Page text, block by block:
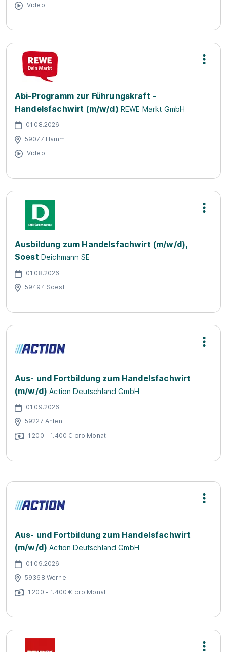
Video
Abi-Programm zur Führungskraft -
Handelsfachwirt (m/w/d) REWE Markt GmbH
01.08.2026
59077 Hamm
Video
Ausbildung zum Handelsfachwirt (m/w/d),
Soest Deichmann SE
01.08.2026
59494 Soest
Aus- und Fortbildung zum Handelsfachwirt
(m/w/d) Action Deutschland GmbH
01.09.2026
59227 Ahlen
1.200 - 1.400 € pro Monat
Aus- und Fortbildung zum Handelsfachwirt
(m/w/d) Action Deutschland GmbH
01.09.2026
59368 Werne
1.200 - 1.400 € pro Monat